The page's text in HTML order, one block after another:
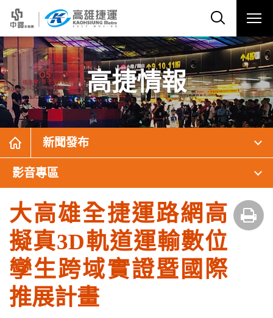
高捷情報
新聞發布
影音專區
大高雄全捷運路網高
擬真3D軌道運輸數位
孿生跨域實證暨國際
推展計畫